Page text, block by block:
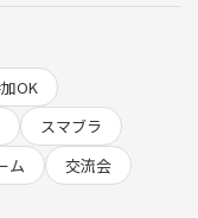
OK
スマブラ
ム
交流会